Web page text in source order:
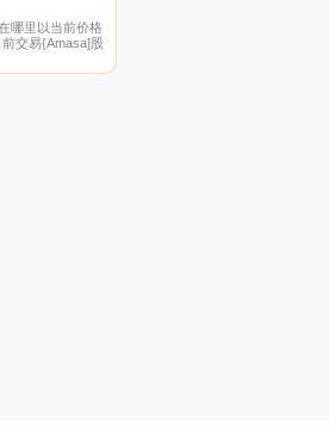
哪里以当前价格
交易{Amasa]股
在我们的加密货